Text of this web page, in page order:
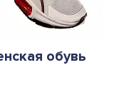
обувь